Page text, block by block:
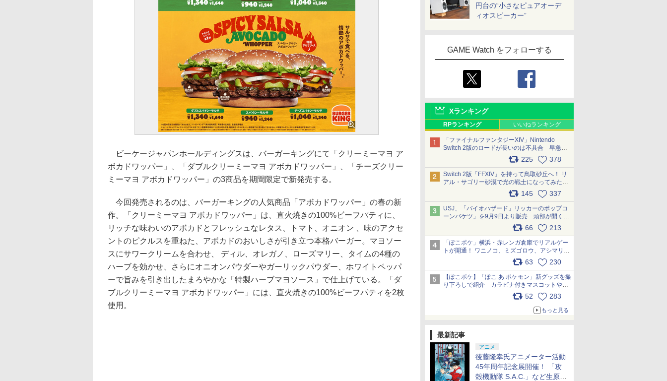
円台の“小さなピュアオーデ
ィオスピーカー”
GAME Watch をフォローする
Xランキング
RPランキング いいねランキング
「ファイナルファンタジーXIV」Nintendo
Switch 2版のロードが長いのは不具合 早急に
アップデートできるよう対応中225 378
Switch 2版「FFXIV」を持って鳥取砂丘へ！ リ
アル・サゴリー砂漠で光の戦士になってみた
145 337
USJ、「バイオハザード」リッカーのポップコ
ーンバケツ」を9月9日より販売 頭部が開く仕
組み。味は恐怖を堪のう「味噌フレーバー」
66 213
「ぽこポケ」横浜・赤レンガ倉庫でリアルゲー
トが開通！ ワニノコ、ミズゴロウ、アシマリ登
場シーンをレポート pic.x.com/LDgEByVl6D
63 230
【ぽこポケ】「ぽこ あ ポケモン」新グッズを撮
り下ろしで紹介 カラビナ付きマスコットやス
52 283
もっと見る
最新記事
アニメ
後藤隆幸氏アニメーター活動
45年周年記念展開催！ 「攻
殻機動隊 S.A.C.」など生原
ビーケージャパンホールディングスは、バーガーキングにて「クリーミーマヨ ア
ボカドワッパー」、「ダブルクリーミーマヨ アボカドワッパー」、「チーズクリー
ミーマヨ アボカドワッパー」の3商品を期間限定で新発売する。
今回発売されるのは、バーガーキングの人気商品「アボカドワッパー」の春の新
作。「クリーミーマヨ アボカドワッパー」は、直火焼きの100%ビーフパティに、
リッチな味わいのアボカドとフレッシュなレタス、トマト、オニオン 、味のアクセ
ントのピクルスを重ねた、アボカドのおいしさが引き立つ本格バーガー。マヨソー
スにサワークリームを合わせ、 ディル、オレガノ、ローズマリー、タイムの4種の
ハーブを効かせ、さらにオニオンパウダーやガーリックパウダー、ホワイトペッパ
ーで旨みを引き出したまろやかな「特製ハーブマヨソース」で仕上げている。「ダ
ブルクリーミーマヨ アボカドワッパー」には、直火焼きの100%ビーフパティを2枚
使用。